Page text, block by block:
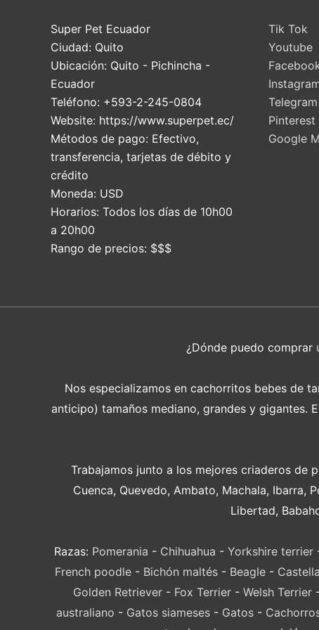
Super Pet Ecuador
Ciudad: Quito
Ubicación: Quito - Pichincha -
Ecuador
Teléfono: +593-2-245-0804
Website: https://www.superpet.ec/
Métodos de pago: Efectivo,
transferencia, tarjetas de débito y
crédito
Moneda: USD
Horarios: Todos los días de 10h00
a 20h00
Rango de precios: $$$
Tik Tok
Youtube
Telegram
Pinterest
Google
¿Dónde puedo comprar
Nos especializamos en cachorritos bebes de
anticipo) tamaños mediano, grandes y gigantes.
Trabajamos junto a los mejores criaderos de
Cuenca, Quevedo, Ambato, Machala, Ibarra,
Libertad,
Razas: Pomerania - Chihuahua - Yorkshire terrier
French poodle- Bichón maltés- Beagle-
Golden Retriever- Fox Terrier- Welsh Terrier
australiano - Gatos siameses- Gatos-